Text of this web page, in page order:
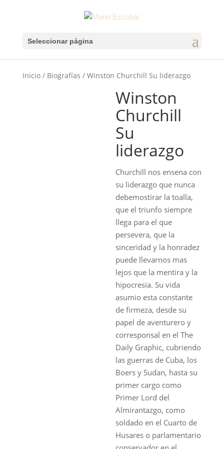
Seleccionar página
Inicio/ Biografías / Winston Churchill Su liderazgo
Winston
Churchill
Su
liderazgo
Churchill nos ensena con
su liderazgo que nunca
debemostirar la toalla,
que el triunfo siempre
llega para el que
persevera, que la
sinceridad y la honradez
puede llevarnos mas
lejos que la mentira y la
hipocresia. Su vida
asumio esta constante
de firmeza, desde su
papel de aventurero y
corresponsal en el The
Daily Graphic, cubriendo
las guerras de Cuba, los
Boers y Sudan, hasta su
primer cargo como
Primer Lord del
Almirantazgo, como
soldado en el Cuarto de
Husares o parlamentario